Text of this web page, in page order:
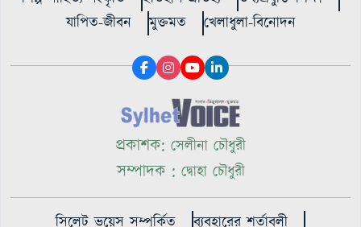
যাপিত-জীবন
মুক্তমত খেলাধুলা-বিনোদন
প্রকাশক: সেলীনা চৌধুরী
সম্পাদক : দ্বোহা চৌধুরী